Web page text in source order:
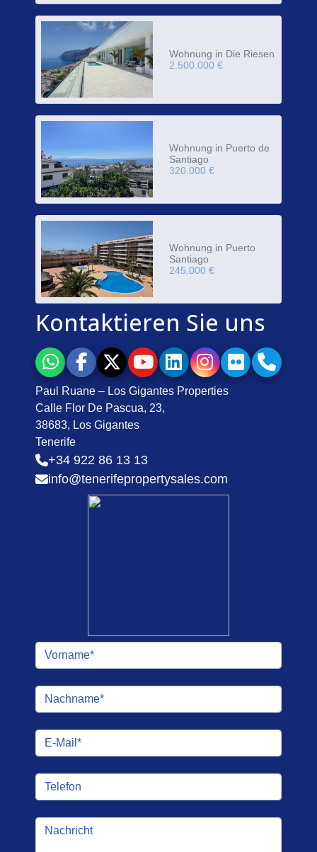
Wohnung in Die Riesen
2.500.000 €
Wohnung in Puerto de
Santiago
320.000 €
Wohnung in Puerto
Santiago
245.000 €
Kontaktieren Sie uns
Paul Ruane – Los Gigantes Properties
Calle Flor De Pascua, 23,
38683, Los Gigantes
Tenerife
+34 922 86 13 13
info@tenerifepropertysales.com